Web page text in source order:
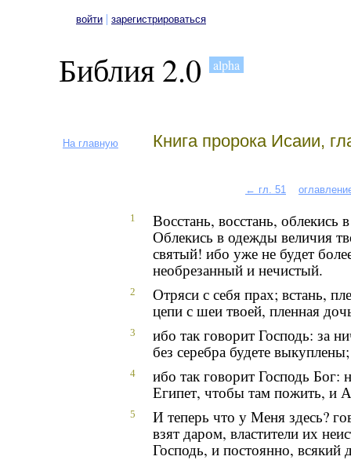
войти | зарегистрироваться
Библия 2.0 alpha
На главную Книга пророка Исаии,
← гл. 51
1
Восстань, восстань,
Облекись в одежды величия
святый! ибо уже не будет
необрезанный и нечистый.
2
Отряси с себя прах; встань,
цепи с шеи твоей, пленная
3
ибо так говорит Господь: за
без серебра будете выкуплены;
4
ибо так говорит Господь
Египет, чтобы там пожить, и
5
И теперь что у Меня здесь?
взят даром, властители их
Господь, и постоянно, всякий